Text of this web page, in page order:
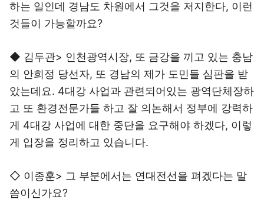
하는 일인데 경남도 차원에서 그것을 저지한다, 이런
것들이 가능할까요?
◆ 김두관> 인천광역시장, 또 금강을 끼고 있는 충남
의 안희정 당선자, 또 경남의 제가 도민들 심판을 받
았는데요. 4대강 사업과 관련되어있는 광역단체장하
고 또 환경전문가들 하고 잘 의논해서 정부에 강력하
게 4대강 사업에 대한 중단을 요구해야 하겠다, 이렇
게 입장을 정리하고 있습니다.
◇ 이종훈> 그 부분에서는 연대전선을 펴겠다는 말
씀이신가요?